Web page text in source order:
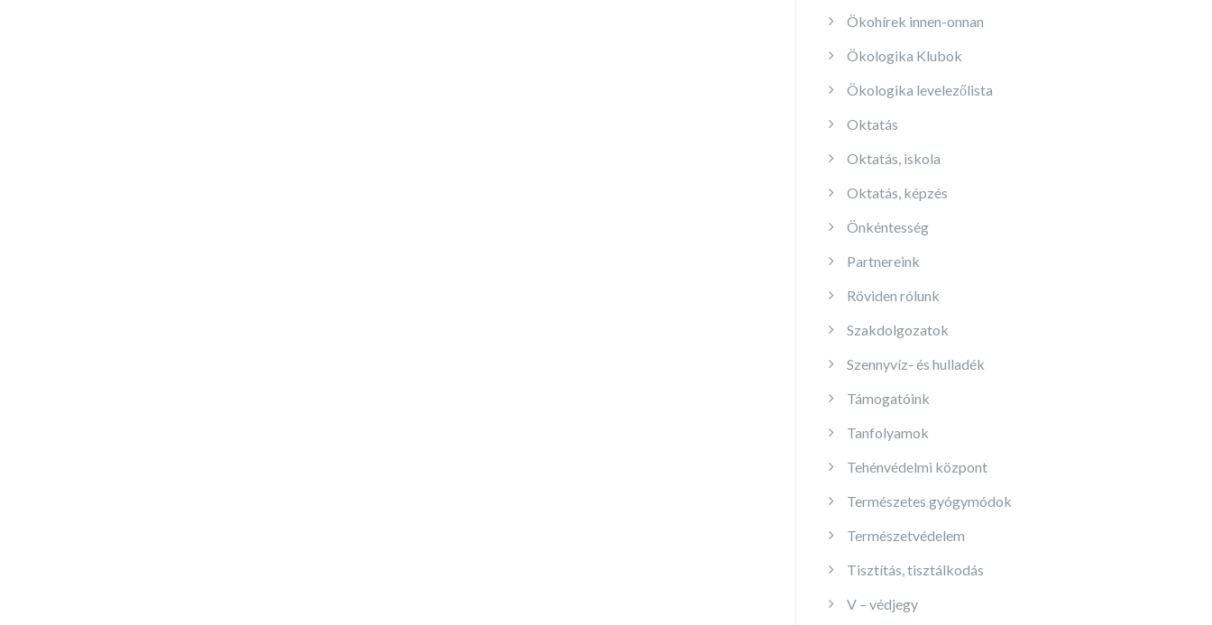
Ökohírek innen-onnan
Ökologika Klubok
Ökologika levelezőlista
Oktatás
Oktatás, iskola
Oktatás, képzés
Önkéntesség
Partnereink
Röviden rólunk
Szakdolgozatok
Szennyvíz- és hulladék
Támogatóink
Tanfolyamok
Tehénvédelmi központ
Természetes gyógymódok
Természetvédelem
Tisztítás, tisztálkodás
V – védjegy